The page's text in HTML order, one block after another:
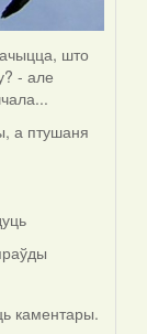
што
- але
а птушаня
каментары.